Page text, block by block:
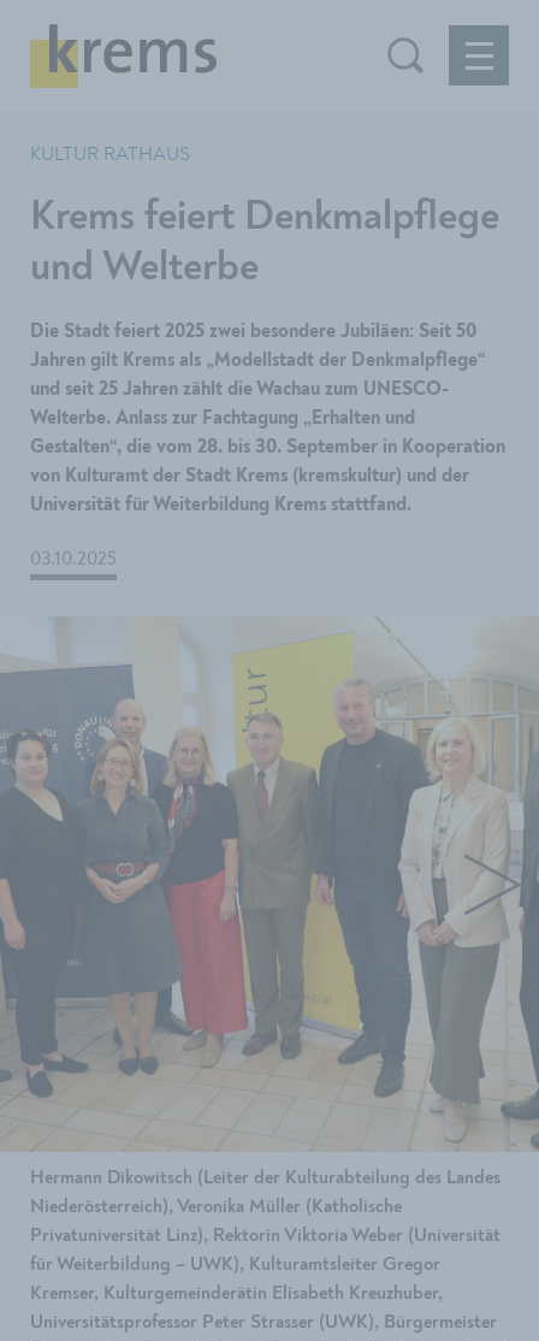
KULTUR RATHAUS
Krems feiert Denkmalpflege
und Welterbe
Die Stadt feiert 2025 zwei besondere Jubiläen: Seit 50
Jahren gilt Krems als „Modellstadt der Denkmalpflege“
und seit 25 Jahren zählt die Wachau zum UNESCO-
Welterbe. Anlass zur Fachtagung „Erhalten und
Gestalten“, die vom 28. bis 30. September in Kooperation
von Kulturamt der Stadt Krems (kremskultur) und der
Universität für Weiterbildung Krems stattfand.
03.10.2025
Hermann Dikowitsch (Leiter der Kulturabteilung des Landes
Niederösterreich), Veronika Müller (Katholische
Privatuniversität Linz), Rektorin Viktoria Weber (Universität
für Weiterbildung – UWK), Kulturamtsleiter Gregor
Kremser, Kulturgemeinderätin Elisabeth Kreuzhuber,
Universitätsprofessor Peter Strasser (UWK), Bürgermeister